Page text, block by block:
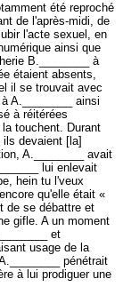
été reproché
de l'après-midi, de
l'acte sexuel, en
ainsi que
B.________ à
étaient absents,
il se trouvait avec
A.________ ainsi
à réitérées
touchent. Durant
devaient [la]
A.________ avait
lui enlevait
hein tu l'veux
qu'elle était «
de se débattre et
gifle. A un moment
et
usage de la
pénétrait
à lui prodiguer une